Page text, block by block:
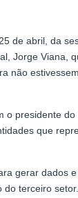
de abril, da
Jorge
não
presidente
que
gerar
terceiro